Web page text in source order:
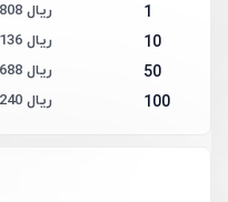
1 1,661,808 ریال
10 1,643,136 ریال
50 1,630,688 ریال
100 1,618,240 ریال